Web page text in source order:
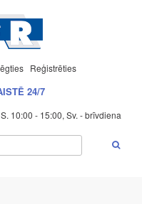
Reģistrēties
24/7
10:00 - 15:00, Sv. - brīvdiena